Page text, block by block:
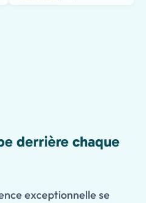
derrière chaque
exceptionnelle se